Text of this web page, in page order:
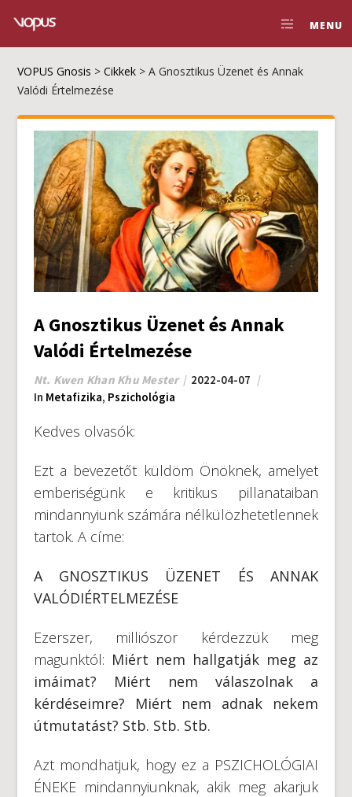
MENU
VOPUS Gnosis >Cikkek >A Gnosztikus Üzenet és Annak
Valódi Értelmezése
A Gnosztikus Üzenet és Annak
Valódi Értelmezése
Nt. Kwen Khan Khu Mester
2022-04-07
In Metafizika, Pszichológia
Kedves olvasók:
Ezt a bevezetőt küldöm Önöknek, amelyet
emberiségünk e kritikus pillanataiban
mindannyiunk számára nélkülözhetetlennek
tartok. A címe:
A GNOSZTIKUS ÜZENET ÉS ANNAK
VALÓDIÉRTELMEZÉSE
Ezerszer, milliószor kérdezzük meg
magunktól: Miért nem hallgatják meg az
imáimat? Miért nem válaszolnak a
kérdéseimre? Miért nem adnak nekem
útmutatást? Stb. Stb. Stb.
Azt mondhatjuk, hogy ez a PSZICHOLÓGIAI
ÉNEKE mindannyiunknak, akik meg akarjuk